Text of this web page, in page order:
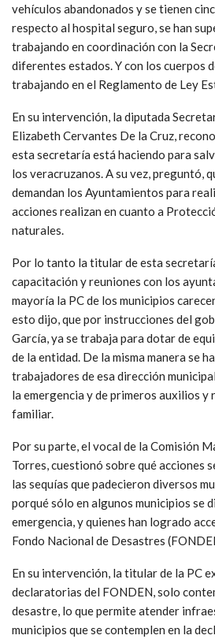
vehículos abandonados y se tienen
respecto al hospital seguro, se han
trabajando en coordinación con la
diferentes estados. Y con los cuerpos
trabajando en el Reglamento de Ley
En su intervención, la diputada
Elizabeth Cervantes De la Cruz,
esta secretaría está haciendo para
los veracruzanos. A su vez, preguntó,
demandan los Ayuntamientos para
acciones realizan en cuanto a
naturales.
Por lo tanto la titular de esta
capacitación y reuniones con los
mayoría la PC de los municipios
esto dijo, que por instrucciones del
García, ya se trabaja para dotar de
de la entidad. De la misma manera se
trabajadores de esa dirección
la emergencia y de primeros auxilios y
familiar.
Por su parte, el vocal de la Comisión
Torres, cuestionó sobre qué acciones
las sequías que padecieron diversos
porqué sólo en algunos municipios se
emergencia, y quienes han logrado
Fondo Nacional de Desastres
En su intervención, la titular de la PC
declaratorias del FONDEN, solo
desastre, lo que permite atender
municipios que se contemplen en la